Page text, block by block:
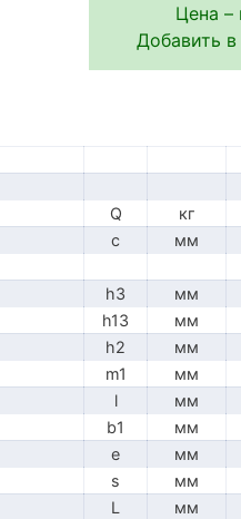
Цена –
Добавить в
Q кг
c мм
h3 мм
h13 мм
h2 мм
m1 мм
l мм
b1 мм
e мм
s мм
L мм